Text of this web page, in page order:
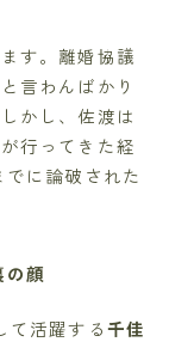
す。離婚協議
言わんばかり
かし、佐渡は
行ってきた経
に論破された
の顔
て活躍する千佳